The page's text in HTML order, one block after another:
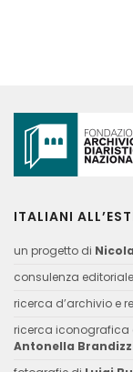
ITALIANI
un progetto di
consulenza
ricerca d’archivio e
ricerca iconografica
Antonella